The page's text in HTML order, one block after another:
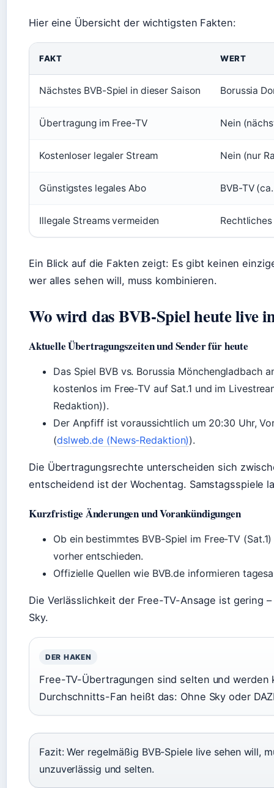
Hier eine Übersicht der wichtigsten Fakten:
FAKT WERT
Nächstes BVB-Spiel in dieser Saison Borussia
Übertragung im Free-TV Nein
Kostenloser legaler Stream Nein (nur
Günstigstes legales Abo BVB-TV
Illegale Streams vermeiden
Ein Blick auf die Fakten zeigt: Es gibt keinen
wer alles sehen will, muss kombinieren.
Wo wird das BVB-Spiel heute live
Aktuelle Übertragungszeiten und Sender für heute
Das Spiel BVB vs. Borussia Mönchengladbach
kostenlos im Free-TV auf Sat.1 und im
Redaktion)).
Der Anpfiff ist voraussichtlich um 20:30 Uhr,
(dslweb.de (News-Redaktion)).
Die Übertragungsrechte unterscheiden sich
entscheidend ist der Wochentag. Samstagsspiele
Kurzfristige Änderungen und Vorankündigungen
Ob ein bestimmtes BVB-Spiel im Free-TV
vorher entschieden.
Offizielle Quellen wie BVB.de informieren
Die Verlässlichkeit der Free-TV-Ansage ist gering
Sky.
DER HAKEN
Free-TV-Übertragungen sind selten und
Durchschnitts-Fan heißt das: Ohne Sky oder
Fazit: Wer regelmäßig BVB-Spiele live sehen will,
unzuverlässig und selten.